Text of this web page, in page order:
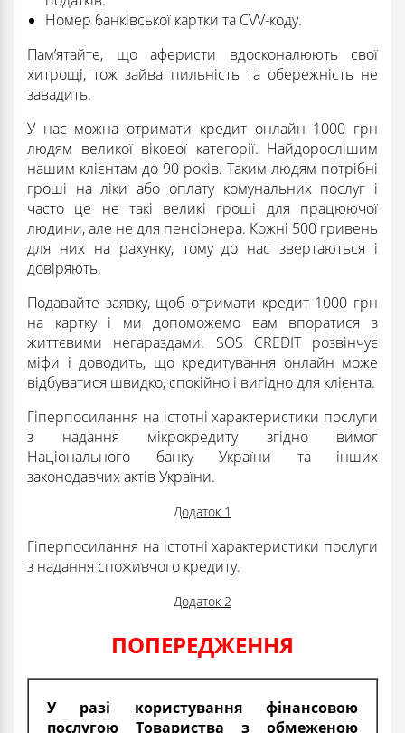
Номер банківської картки та CVV-коду.
Пам’ятайте, що аферисти вдосконалюють свої
хитрощі, тож зайва пильність та обережність не
завадить.
У нас можна отримати кредит онлайн 1000 грн
людям великої вікової категорії. Найдорослішим
нашим клієнтам до 90 років. Таким людям потрібні
гроші на ліки або оплату комунальних послуг і
часто це не такі великі гроші для працюючої
людини, але не для пенсіонера. Кожні 500 гривень
для них на рахунку, тому до нас звертаються і
довіряють.
Подавайте заявку, щоб отримати кредит 1000 грн
на картку і ми допоможемо вам впоратися з
життєвими негараздами. SOS CREDIT розвінчує
міфи і доводить, що кредитування онлайн може
відбуватися швидко, спокійно і вигідно для клієнта.
Гіперпосилання на істотні характеристики послуги
з надання мікрокредиту згідно вимог
Національного банку України та інших
законодавчих актів України.
Додаток 1
Гіперпосилання на істотні характеристики послуги
з надання споживчого кредиту.
Додаток 2
ПОПЕРЕДЖЕННЯ
У разі користування фінансовою
послугою Товариства з обмеженою